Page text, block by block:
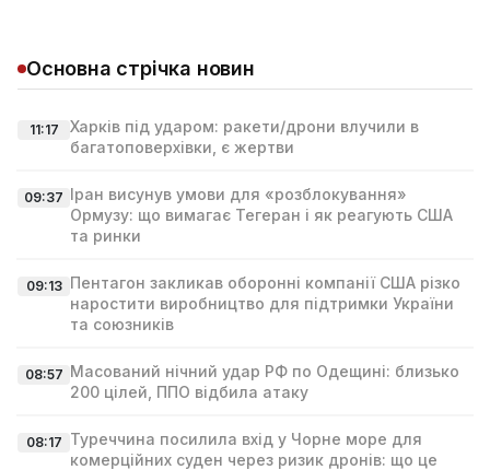
Основна стрічка новин
11:17
Харків під ударом: ракети/дрони влучили в
багатоповерхівки, є жертви
09:37 Іран висунув умови для «розблокування»
Ормузу: що вимагає Тегеран і як реагують США
та ринки
09:13 Пентагон закликав оборонні компанії США різко
наростити виробництво для підтримки України
та союзників
08:57 Масований нічний удар РФ по Одещині: близько
200 цілей, ППО відбила атаку
08:17 Туреччина посилила вхід у Чорне море для
комерційних суден через ризик дронів: що це